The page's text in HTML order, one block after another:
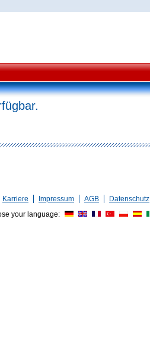
Karriere Impressum AGB Datenschutz
your language: